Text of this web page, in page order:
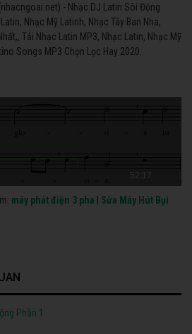
- Nhạc DJ Latin Sôi Động
Nhạc Mỹ Latinh, Nhạc Tây Ban Nha,
Tải Nhạc Latin MP3, Nhạc Latin, Nhạc Mỹ
Songs MP3 Chọn Lọc Hay 2020.
52:17
máy phát điện 3 pha
Sửa Máy Hút Bụi
Phần 1